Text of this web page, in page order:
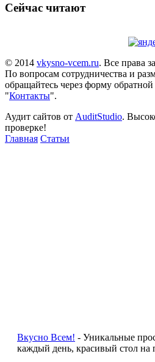
Сейчас читают
© 2014 vkysno-vcem.ru. Все права
По вопросам сотрудничества и
обращайтесь через форму обратной
"Контакты".
Аудит сайтов от AuditStudio.
проверке!
Главная Статьи
Вкусно Всем! - Уникальные
каждый день, красивый стол на